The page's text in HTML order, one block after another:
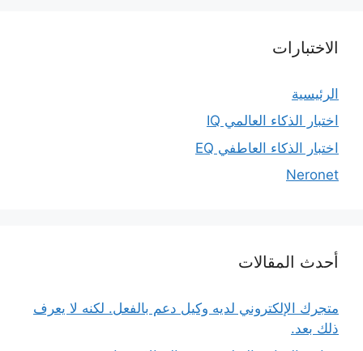
الاختبارات
الرئيسية
اختبار الذكاء العالمي IQ
اختبار الذكاء العاطفي EQ
Neronet
أحدث المقالات
متجرك الإلكتروني لديه وكيل دعم بالفعل. لكنه لا يعرف
ذلك بعد.